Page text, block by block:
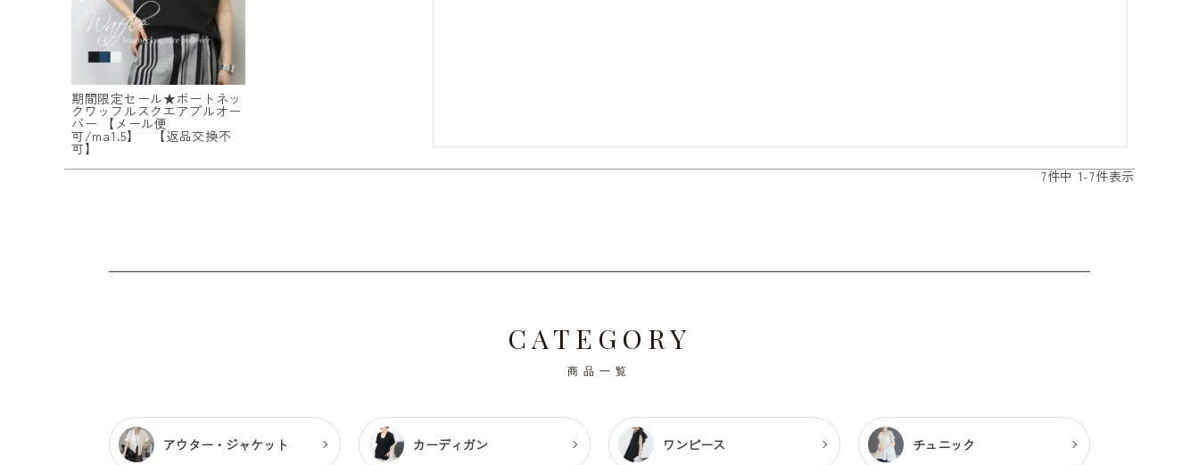
期間限定セール★ボートネッ
クワッフルスクエアプルオー
バー 【メール便
可/ma1.5】 【返品交換不
可】
7件中 1-7件表示
CATEGORY
商品一覧
アウター・ ジャケット カーディガン ワンピース チュニック